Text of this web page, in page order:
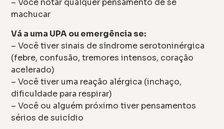
– Você notar qualquer pensamento de se
machucar
Vá a uma UPA ou emergência se:
– Você tiver sinais de síndrome serotoninérgica
(febre, confusão, tremores intensos, coração
acelerado)
– Você tiver uma reação alérgica (inchaço,
dificuldade para respirar)
– Você ou alguém próximo tiver pensamentos
sérios de suicídio